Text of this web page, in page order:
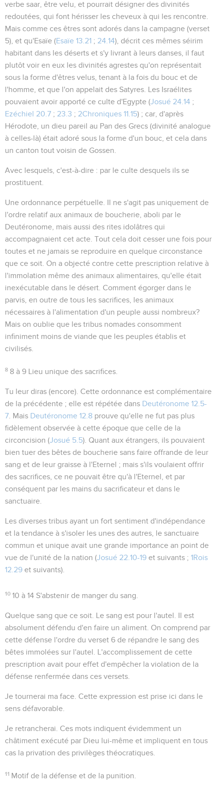
verbe saar , être velu, et pourrait désigner des divinités
redoutées, qui font hérisser les cheveux à qui les rencontre.
Mais comme ces êtres sont adorés dans la campagne (verset
5), et qu'Esaïe (Esaïe 13.21 ; 24.14), décrit ces mêmes séirim
habitant dans les déserts et s'y livrant à leurs danses, il faut
plutôt voir en eux les divinités agrestes qu'on représentait
sous la forme d'êtres velus, tenant à la fois du bouc et de
l'homme, et que l'on appelait des Satyres. Les Israélites
pouvaient avoir apporté ce culte d'Egypte (Josué 24.14 ;
Ezéchiel 20.7 ; 23.3 ; 2Chroniques 11.15) ; car, d'après
Hérodote, un dieu pareil au Pan des Grecs (divinité analogue
à celles-là) était adoré sous la forme d'un bouc, et cela dans
un canton tout voisin de Gossen.
Avec lesquels , c'est-à-dire : par le culte desquels ils se
prostituent.
Une ordonnance perpétuelle . Il ne s'agit pas uniquement de
l'ordre relatif aux animaux de boucherie, aboli par le
Deutéronome, mais aussi des rites idolâtres qui
accompagnaient cet acte. Tout cela doit cesser une fois pour
toutes et ne jamais se reproduire en quelque circonstance
que ce soit. On a objecté contre cette prescription relative à
l'immolation même des animaux alimentaires, qu'elle était
inexécutable dans le désert. Comment égorger dans le
parvis, en outre de tous les sacrifices, les animaux
nécessaires à l'alimentation d'un peuple aussi nombreux?
Mais on oublie que les tribus nomades consomment
infiniment moins de viande que les peuples établis et
civilisés.
8 8 à 9 Lieu unique des sacrifices.
Tu leur diras (encore). Cette ordonnance est complémentaire
de la précédente ; elle est répétée dans Deutéronome 12.5-
7 . Mais Deutéronome 12.8 prouve qu'elle ne fut pas plus
fidèlement observée à cette époque que celle de la
circoncision (Josué 5.5). Quant aux étrangers, ils pouvaient
bien tuer des bêtes de boucherie sans faire offrande de leur
sang et de leur graisse à l'Eternel ; mais s'ils voulaient offrir
des sacrifices, ce ne pouvait être qu'à l'Eternel, et par
conséquent par les mains du sacrificateur et dans le
sanctuaire.
Les diverses tribus ayant un fort sentiment d'indépendance
et la tendance à s'isoler les unes des autres, le sanctuaire
commun et unique avait une grande importance an point de
vue de l'unité de la nation (Josué 22.10-19 et suivants ; 1Rois
12.29 et suivants).
10 10 à 14 S'abstenir de manger du sang.
Quelque sang que ce soit . Le sang est pour l'autel. Il est
absolument défendu d'en faire un aliment. On comprend par
cette défense l'ordre du verset 6 de répandre le sang des
bêtes immolées sur l'autel . L'accomplissement de cette
prescription avait pour effet d'empêcher la violation de la
défense renfermée dans ces versets.
Je tournerai ma face . Cette expression est prise ici dans le
sens défavorable.
Je retrancherai . Ces mots indiquent évidemment un
châtiment exécuté par Dieu lui-même et impliquent en tous
cas la privation des privilèges théocratiques.
11 Motif de la défense et de la punition.